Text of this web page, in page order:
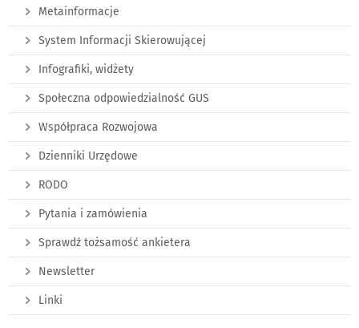
Metainformacje
System Informacji Skierowującej
Infografiki, widżety
Społeczna odpowiedzialność GUS
Współpraca Rozwojowa
Dzienniki Urzędowe
RODO
Pytania i zamówienia
Sprawdź tożsamość ankietera
Newsletter
Linki